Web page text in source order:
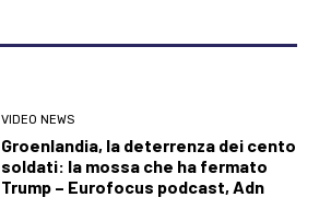
VIDEO NEWS
Groenlandia, la deterrenza dei cento
soldati: la mossa che ha fermato
Trump – Eurofocus podcast, Adn